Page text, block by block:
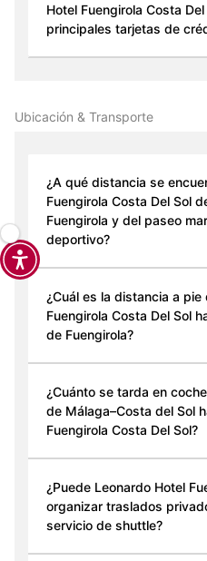
Hotel Fuengirola Costa
principales tarjetas de
Ubicación & Transporte
¿A qué distancia se
Fuengirola Costa Del Sol
Fuengirola y del paseo
deportivo?
¿Cuál es la distancia a
Fuengirola Costa Del Sol
de Fuengirola?
¿Cuánto se tarda en
de Málaga–Costa del Sol
Fuengirola Costa Del Sol?
¿Puede Leonardo Hotel
organizar traslados
servicio de shuttle?